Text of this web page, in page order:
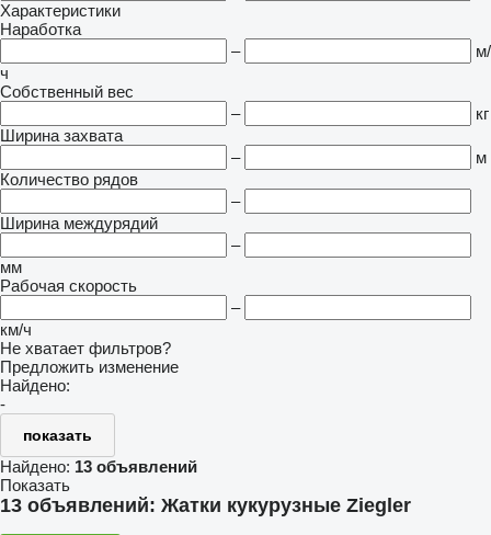
Характеристики
Наработка
–
м/
ч
Собственный вес
–
кг
Ширина захвата
–
м
Количество рядов
–
Ширина междурядий
–
мм
Рабочая скорость
–
км/ч
Не хватает фильтров?
Предложить изменение
Найдено:
-
показать
Найдено: 13 объявлений
Показать
13 объявлений: Жатки кукурузные Ziegler